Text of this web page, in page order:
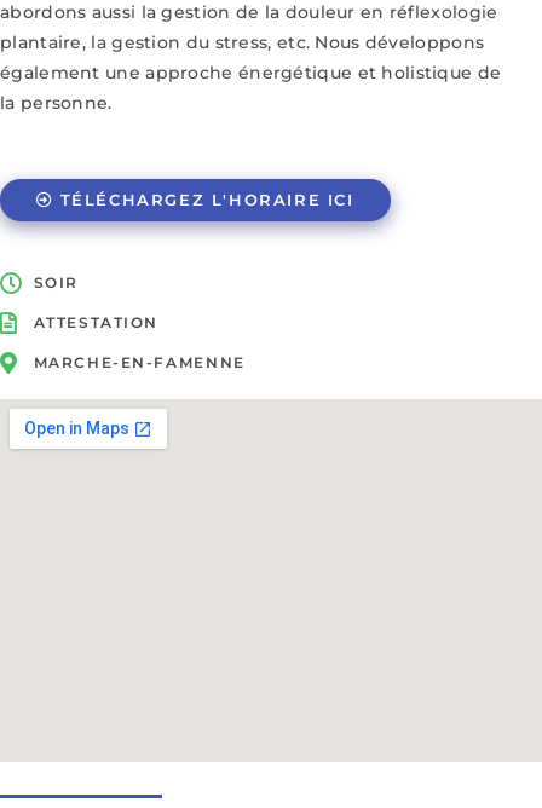
abordons aussi la gestion de la douleur en réflexologie
plantaire, la gestion du stress, etc. Nous développons
également une approche énergétique et holistique de
la personne.
TÉLÉCHARGEZ L'HORAIRE ICI
SOIR
ATTESTATION
MARCHE-EN-FAMENNE